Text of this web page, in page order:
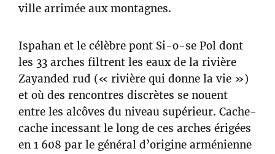
ville arrimée aux montagnes.
Ispahan et le célèbre pont Si-o-se Pol dont
les 33 arches filtrent les eaux de la rivière
Zayanded rud (« rivière qui donne la vie »)
et où des rencontres discrètes se nouent
entre les alcôves du niveau supérieur. Cache-
cache incessant le long de ces arches érigées
en 1 608 par le général d’origine arménienne